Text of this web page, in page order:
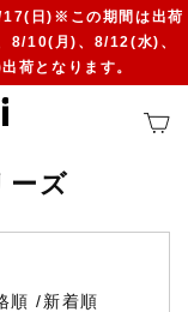
17(日)※この期間は出荷
8/10(月)、8/12(水)、
荷となります。
ーズ
順 新着順